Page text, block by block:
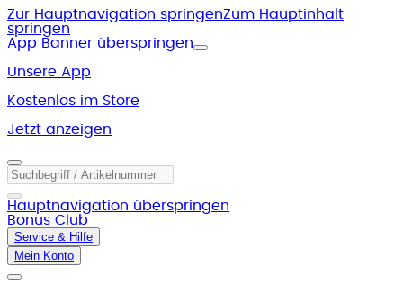
Zur Hauptnavigation springenZum Hauptinhalt
springen
App Banner überspringen
Unsere App
Kostenlos im Store
Jetzt anzeigen
Hauptnavigation überspringen
Bonus Club
Service & Hilfe
Mein Konto